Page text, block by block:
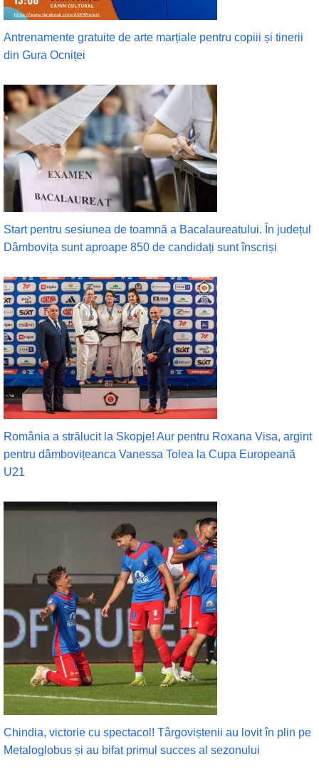
Antrenamente gratuite de arte marțiale pentru copiii și tinerii
din Gura Ocniței
Start pentru sesiunea de toamnă a Bacalaureatului. În județul
Dâmbovița sunt aproape 850 de candidați sunt înscriși
România a strălucit la Skopje! Aur pentru Roxana Visa, argint
pentru dâmbovițeanca Vanessa Tolea la Cupa Europeană
U21
Chindia, victorie cu spectacol! Târgoviștenii au lovit în plin pe
Metaloglobus și au bifat primul succes al sezonului